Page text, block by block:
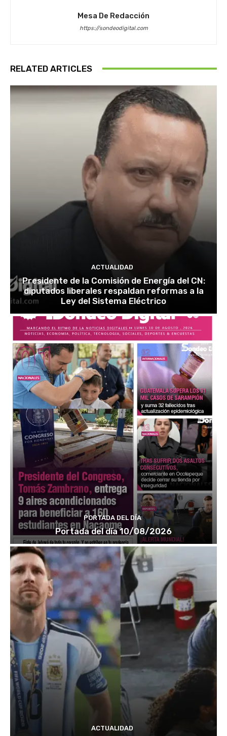
Mesa De Redacción
https://sondeodigital.com
RELATED ARTICLES
ACTUALIDAD
Presidente de la Comisión de Energía del CN:
diputados liberales respaldan reformas a la
Ley del Sistema Eléctrico
PORTADA DEL DÍA
Portada del día 10/08/2026
ACTUALIDAD